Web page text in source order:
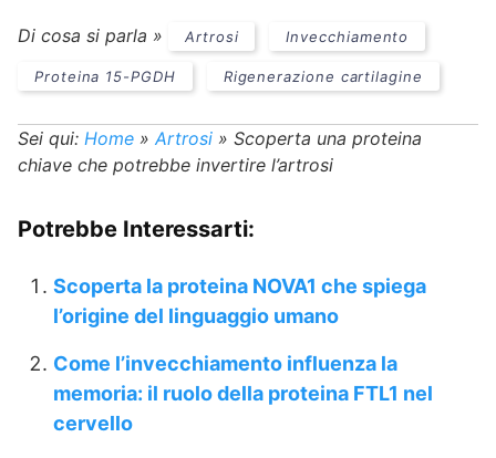
Di cosa si parla » Artrosi Invecchiamento
Proteina 15-PGDH Rigenerazione cartilagine
Sei qui: Home » Artrosi » Scoperta una proteina
chiave che potrebbe invertire l’artrosi
Potrebbe Interessarti:
Scoperta la proteina NOVA1 che spiega
l’origine del linguaggio umano
Come l’invecchiamento influenza la
memoria: il ruolo della proteina FTL1 nel
cervello